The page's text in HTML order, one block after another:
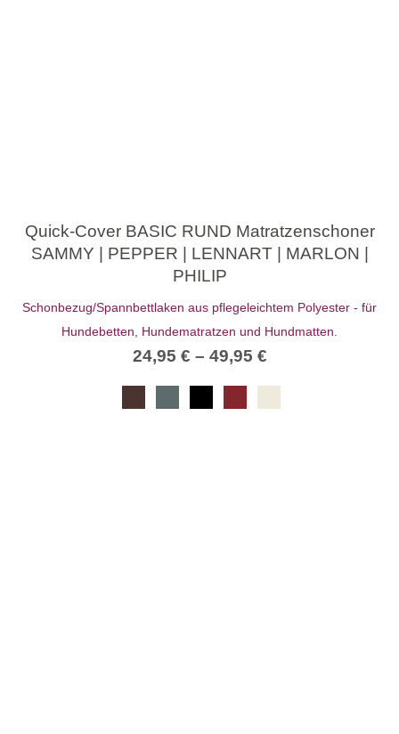
Quick-Cover BASIC RUND Matratzenschoner
SAMMY | PEPPER | LENNART | MARLON |
PHILIP
Schonbezug/Spannbettlaken aus pflegeleichtem Polyester - für
Hundebetten, Hundematratzen und Hundmatten.
24,95 € – 49,95 €